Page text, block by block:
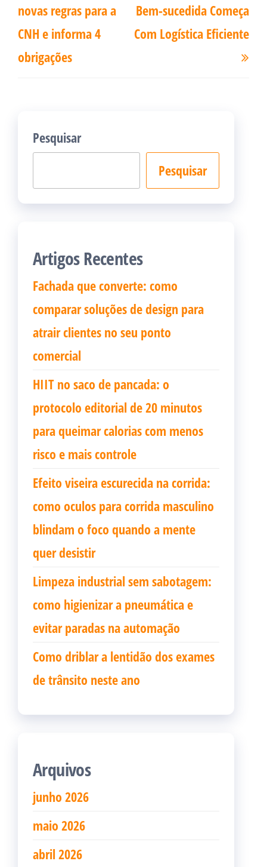
Post
novas regras para a
CNH e informa 4
obrigações
Bem-sucedida Começa
Com Logística Eficiente
Pesquisar
Pesquisar
Artigos Recentes
Fachada que converte: como
comparar soluções de design para
atrair clientes no seu ponto
comercial
HIIT no saco de pancada: o
protocolo editorial de 20 minutos
para queimar calorias com menos
risco e mais controle
Efeito viseira escurecida na corrida:
como oculos para corrida masculino
blindam o foco quando a mente
quer desistir
Limpeza industrial sem sabotagem:
como higienizar a pneumática e
evitar paradas na automação
Como driblar a lentidão dos exames
de trânsito neste ano
Arquivos
junho 2026
maio 2026
abril 2026